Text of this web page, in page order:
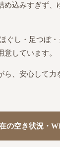
込みすぎず、
ぐし・足つぼ
しています。
、安心して力
の空き状況・